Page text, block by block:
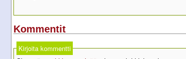
Kommentit
Kirjoita kommentti